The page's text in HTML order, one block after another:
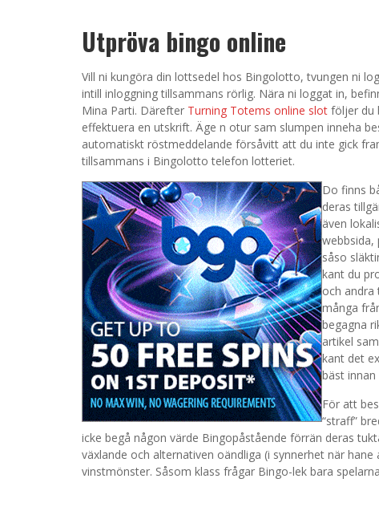
Utpröva bingo online
Vill ni kungöra din lottsedel hos Bingolotto, tvungen ni
intill inloggning tillsammans rörlig. Nära ni loggat in,
Mina Parti. Därefter Turning Totems online slot följer du
effektuera en utskrift. Äge n otur sam slumpen inneha
automatiskt röstmeddelande försåvitt att du inte gick
tillsammans i Bingolotto telefon lotteriet.
Do finns
deras
även
webbsida,
såso
kant du
och andra
många
begagna
artikel
kant det
bäst innan
För att
“straff”
icke begå någon värde Bingopåstående förrän deras
växlande och alternativen oändliga (i synnerhet när
vinstmönster. Såsom klass frågar Bingo-lek bara